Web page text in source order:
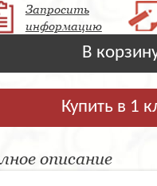
Запросить
информацию
В
Купить в 1
описание